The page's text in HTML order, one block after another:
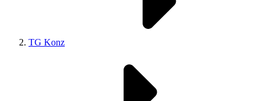
TG Konz